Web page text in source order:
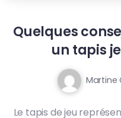
Quelques
un tapis
Martine
Le tapis de jeu